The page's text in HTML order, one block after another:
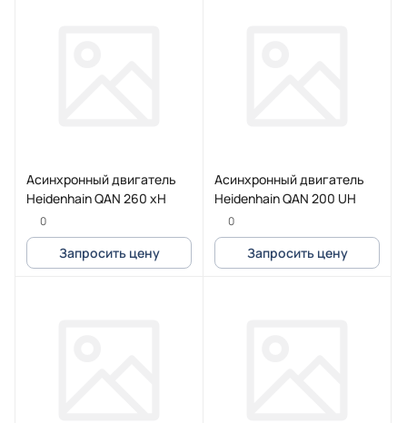
Асинхронный двигатель
Heidenhain QAN 260 xH
0
Запросить цену
Асинхронный двигатель
Heidenhain QAN 200 UH
0
Запросить цену